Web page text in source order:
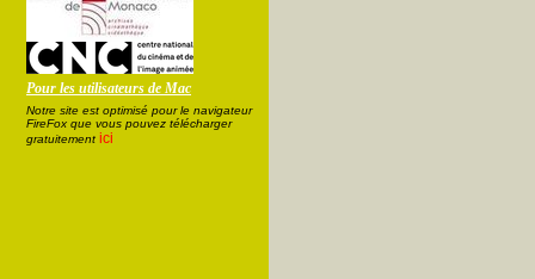
Pour les utilisateurs de Mac
Notre site est optimisé pour le navigateur
FireFox que vous pouvez télécharger
gratuitement ici